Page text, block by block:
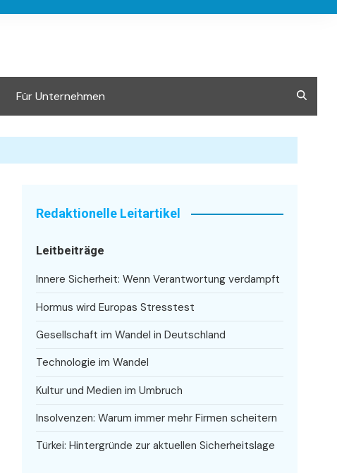
Für Unternehmen
Redaktionelle Leitartikel
Leitbeiträge
Innere Sicherheit: Wenn Verantwortung verdampft
Hormus wird Europas Stresstest
Gesellschaft im Wandel in Deutschland
Technologie im Wandel
Kultur und Medien im Umbruch
Insolvenzen: Warum immer mehr Firmen scheitern
Türkei: Hintergründe zur aktuellen Sicherheitslage